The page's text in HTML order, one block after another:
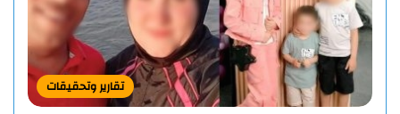
تقارير وتحقيقات